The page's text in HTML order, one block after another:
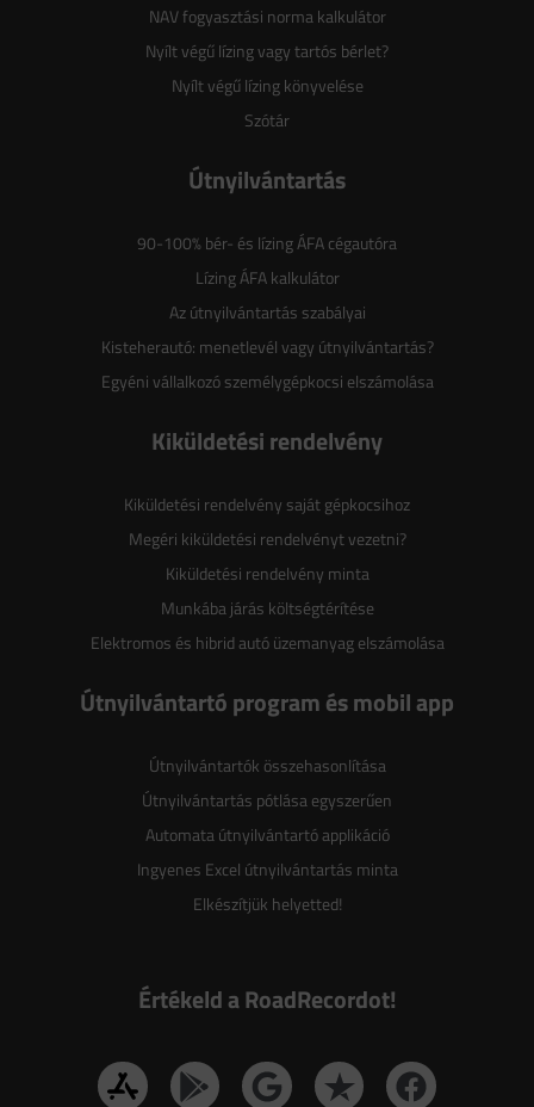
NAV fogyasztási norma kalkulátor
Nyílt végű lízing vagy tartós bérlet?
Nyílt végű lízing könyvelése
Szótár
Útnyilvántartás
90-100% bér- és lízing ÁFA cégautóra
Lízing ÁFA kalkulátor
Az útnyilvántartás szabályai
Kisteherautó: menetlevél vagy útnyilvántartás?
Egyéni vállalkozó személygépkocsi elszámolása
Kiküldetési rendelvény
Kiküldetési rendelvény saját gépkocsihoz
Megéri kiküldetési rendelvényt vezetni?
Kiküldetési rendelvény minta
Munkába járás költségtérítése
Elektromos és hibrid autó üzemanyag elszámolása
Útnyilvántartó program és mobil app
Útnyilvántartók összehasonlítása
Útnyilvántartás pótlása egyszerűen
Automata útnyilvántartó applikáció
Ingyenes Excel útnyilvántartás minta
Elkészítjük helyetted!
Értékeld a RoadRecordot!